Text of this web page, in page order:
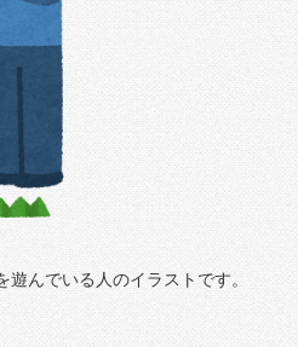
んでいる人のイラストです。